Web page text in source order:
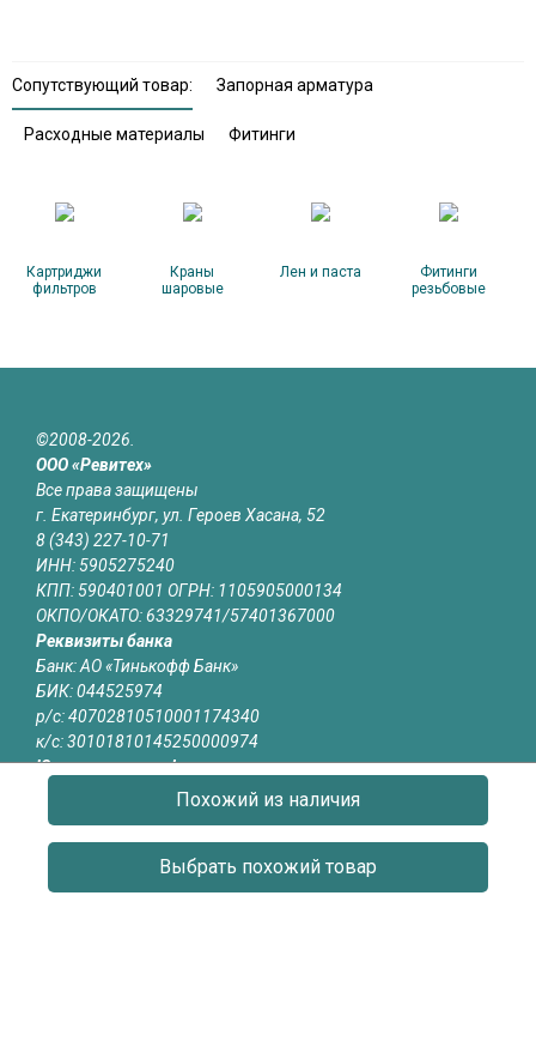
Похожий из наличия
Выбрать похожий товар
Сопутствующий товар: Запорная арматура
Расходные материалы Фитинги
Картриджи
фильтров
Краны
шаровые
Лен и паста
Фитинги
резьбовые
©2008-2026.
ООО «Ревитех»
Все права защищены
г. Екатеринбург, ул. Героев Хасана, 52
8 (343) 227-10-71
ИНН: 5905275240
КПП: 590401001 ОГРН: 1105905000134
ОКПО/ОКАТО: 63329741/57401367000
Реквизиты банка
Банк: АО «Тинькофф Банк»
БИК: 044525974
р/с: 40702810510001174340
к/с: 30101810145250000974
Юридическая информация
Информация на сайте ekaterinburg.revitech.ru не является
публичной офертой